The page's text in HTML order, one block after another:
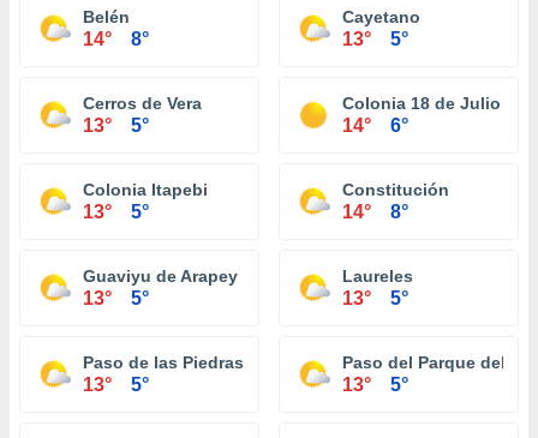
Belén
14° 8°
Cayetano
13° 5°
Cerros de Vera
13° 5°
Colonia 18 de Julio
14° 6°
Colonia Itapebi
13° 5°
Constitución
14° 8°
Guaviyu de Arapey
13° 5°
Laureles
13° 5°
Paso de las Piedras de Arerungua
13° 5°
Paso del Parque del
13° 5°